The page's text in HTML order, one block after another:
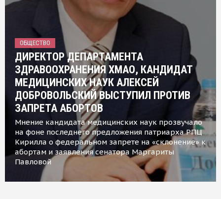
ОБЩЕСТВО
ДИРЕКТОР ДЕПАРТАМЕНТА
ЗДРАВООХРАНЕНИЯ ХМАО, КАНДИДАТ
МЕДИЦИНСКИХ НАУК АЛЕКСЕЙ
ДОБРОВОЛЬСКИЙ ВЫСТУПИЛ ПРОТИВ
ЗАПРЕТА АБОРТОВ
Мнение кандидата медицинских наук прозвучало
на фоне последнего предложения патриарха РПЦ
Кирилла о федеральном запрете на «склонение» к
абортам и заявления сенатора Маргариты
Павловой